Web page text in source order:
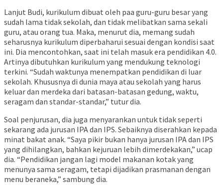
Lanjut Budi, kurikulum dibuat oleh paa guru-guru besar yang
sudah lama tidak sekolah, dan tidak melibatkan sama sekali
guru, atau orang tua. Maka, menurut dia, memang sudah
seharusnya kurikulum diperbaharui sesuai dengan kondisi saat
ini. Dia mencontohkan, saat ini telah masuk era pendidikan 4.0.
Artinya dibutuhkan kurikulum yang mendukung teknologi
terkini. “Sudah waktunya menempatkan pendidikan di luar
sekolah. Khususnya di dunia maya atau sekolah yang harus
keluar dan merdeka dari batasan-batasan gedung, waktu,
seragam dan standar-standar,” tutur dia.
Soal penjurusan, dia juga menyarankan untuk tidak seperti
sekarang ada jurusan IPA dan IPS. Sebaiknya diserahkan kepada
minat bakat anak. “Saya pikir bukan hanya jurusan IPA dan IPS
yang dihilangkan, bahkan kejuruan lebih dimerdekakan,” ucap
dia. “Pendidikan jangan lagi model makanan kotak yang
menunya sama seragam, tetapi dijadikan prasmanan dengan
menu beraneka,” sambung dia.